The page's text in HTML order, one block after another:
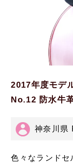
2017年度モデ
No.12 防水牛
神奈川県
色々なランドセ